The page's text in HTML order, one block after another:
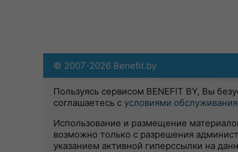
© 2007-2026 Benefit.by
Пользуясь сервисом BENEFIT BY, Вы
соглашаетесь с условиями обслуживания
Использование и размещение
возможно только с разрешения
указанием активной гиперссылки на